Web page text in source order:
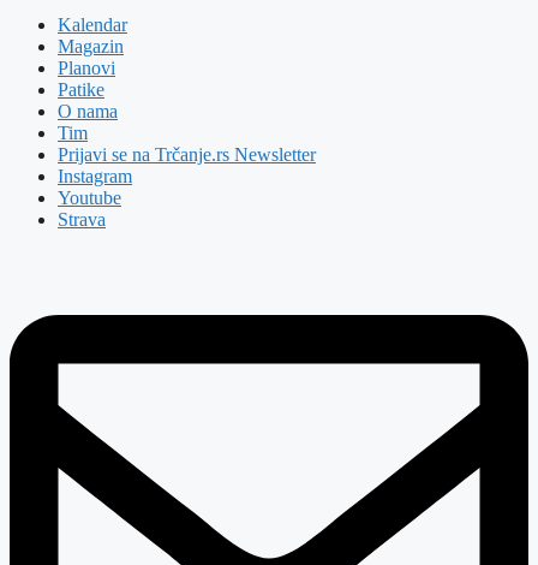
Kalendar
Magazin
Planovi
Patike
O nama
Tim
Prijavi se na Trčanje.rs Newsletter
Instagram
Youtube
Strava